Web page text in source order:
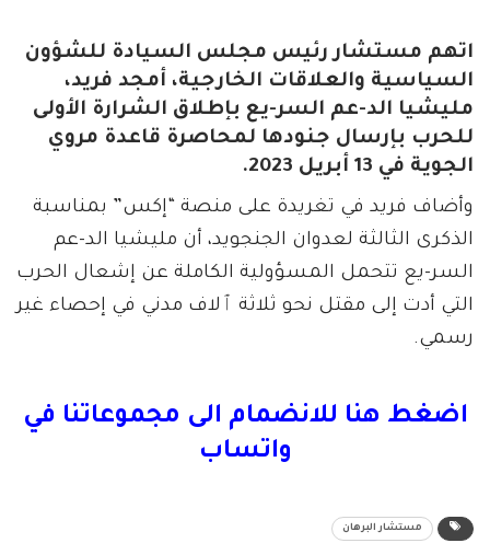
اتهم مستشار رئيس مجلس السيادة للشؤون
السياسية والعلاقات الخارجية، أمجد فريد،
مليشيا الد-عم السر-يع بإطلاق الشرارة الأولى
للحرب بإرسال جنودها لمحاصرة قاعدة مروي
الجوية في 13 أبريل 2023.
وأضاف فريد في تغريدة على منصة “إكس” بمناسبة
الذكرى الثالثة لعدوان الجنجويد، أن مليشيا الد-عم
السر-يع تتحمل المسؤولية الكاملة عن إشعال الحرب
التي أدت إلى مقتل نحو ثلاثة ٱلاف مدني في إحصاء غير
رسمي.
اضغط هنا للانضمام الى مجموعاتنا في
واتساب
مستشار البرهان